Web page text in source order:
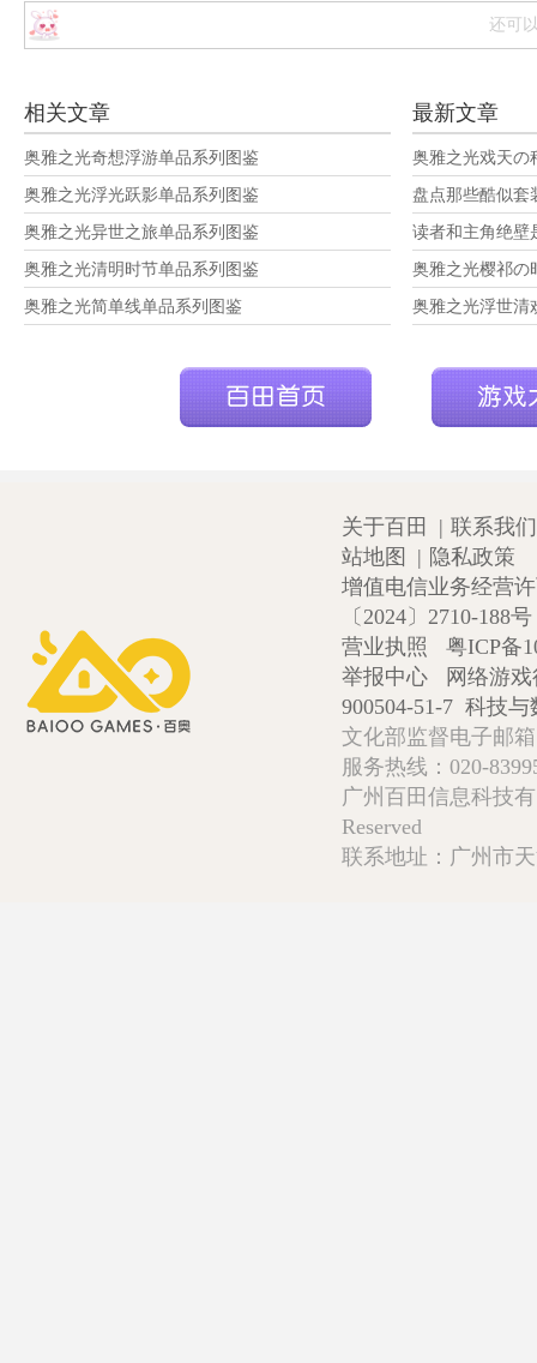
还可
相关文章
奥雅之光奇想浮游单品系列图鉴
奥雅之光浮光跃影单品系列图鉴
奥雅之光异世之旅单品系列图鉴
奥雅之光清明时节单品系列图鉴
奥雅之光简单线单品系列图鉴
最新文章
奥雅之光戏天の
盘点那些酷似套
读者和主角绝壁
奥雅之光樱祁の
奥雅之光浮世清
关于百田 | 联系我们
站地图
| 隐私政策
增值电信业务经营
〔2024〕2710-188号
营业执照
粤ICP备
举报中心
网络游
900504-51-7 科技与
文化部监督电子邮
服务热线：020-
广州百田信息科技
Reserved
联系地址：广州市